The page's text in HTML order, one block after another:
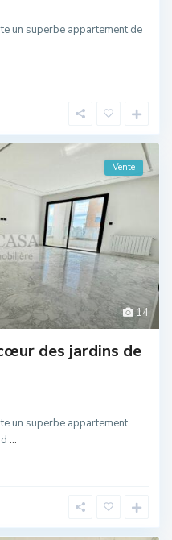
un superbe appartement de
14
Vente
des jardins de
un superbe appartement
...